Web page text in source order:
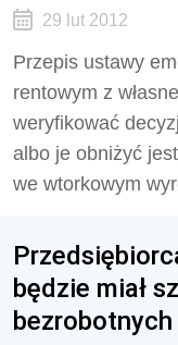
29 lut 2012
Przepis ustawy
rentowym z
weryfikować
albo je obniżyć
we wtorkowym
będzie miał
bezrobotnych